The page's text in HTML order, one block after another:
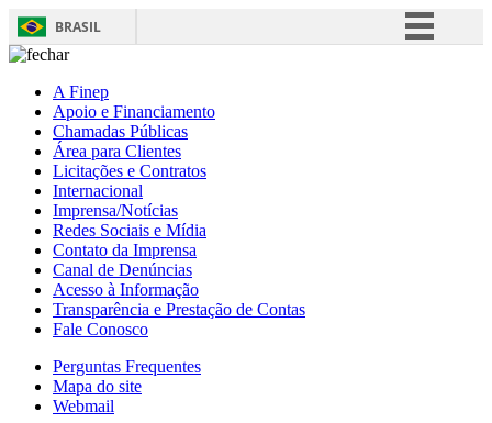
BRASIL
A Finep
Apoio e Financiamento
Chamadas Públicas
Área para Clientes
Licitações e Contratos
Internacional
Imprensa/Notícias
Redes Sociais e Mídia
Contato da Imprensa
Canal de Denúncias
Acesso à Informação
Transparência e Prestação de Contas
Fale Conosco
Perguntas Frequentes
Mapa do site
Webmail